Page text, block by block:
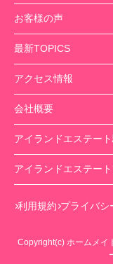
お客様の声
最新TOPICS
アクセス情報
会社概要
アイランドエステー
アイランドエステー
利用規約 プライバシ
Copyright(c) ホームメ